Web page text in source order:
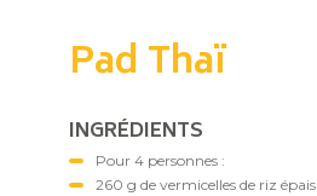
Pad Thaï
INGRÉDIENTS
Pour 4 personnes :
260 g de vermicelles de riz épais